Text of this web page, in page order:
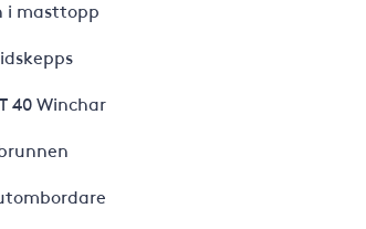
i masttopp
40 Winchar